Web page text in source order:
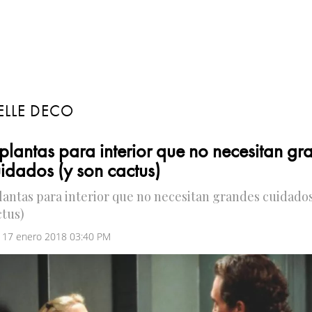
DECO
para interior que no necesitan
(y son cactus)
para interior que no necesitan grandes
enero 2018 03:40 PM